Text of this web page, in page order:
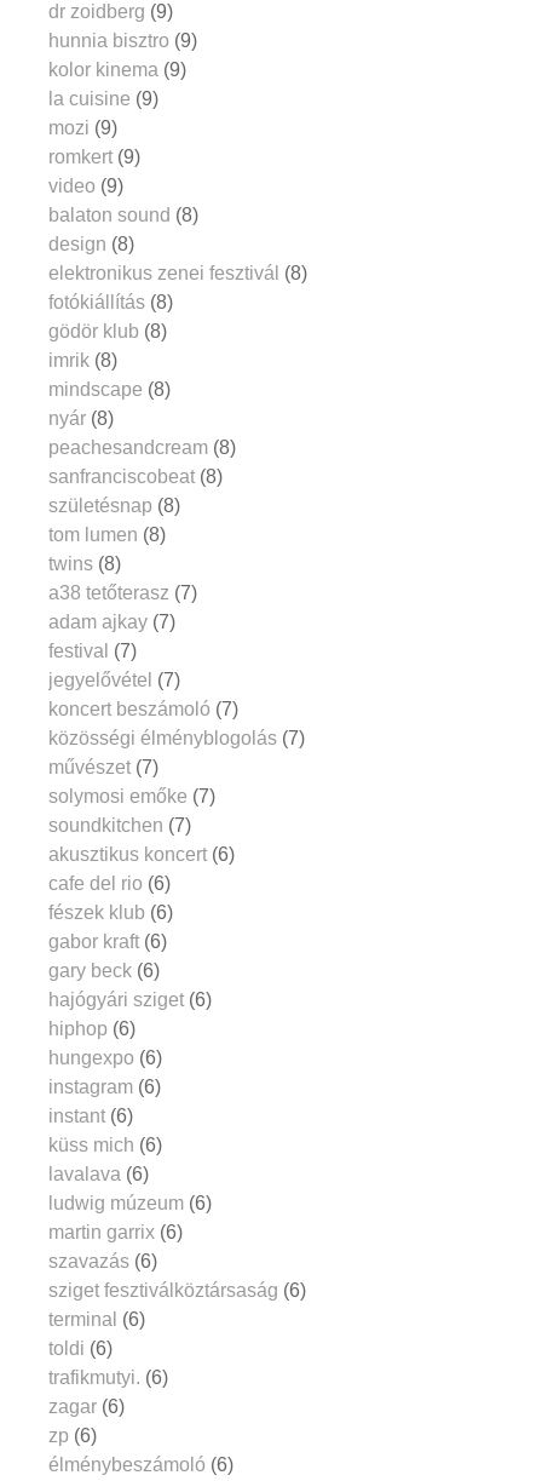
dr zoidberg (9)
hunnia bisztro (9)
kolor kinema (9)
la cuisine (9)
mozi (9)
romkert (9)
video (9)
balaton sound (8)
design (8)
elektronikus zenei fesztivál (8)
fotókiállítás (8)
gödör klub (8)
imrik (8)
mindscape (8)
nyár (8)
peachesandcream (8)
sanfranciscobeat (8)
születésnap (8)
tom lumen (8)
twins (8)
a38 tetőterasz (7)
adam ajkay (7)
festival (7)
jegyelővétel (7)
koncert beszámoló (7)
közösségi élményblogolás (7)
művészet (7)
solymosi emőke (7)
soundkitchen (7)
akusztikus koncert (6)
cafe del rio (6)
fészek klub (6)
gabor kraft (6)
gary beck (6)
hajógyári sziget (6)
hiphop (6)
hungexpo (6)
instagram (6)
instant (6)
küss mich (6)
lavalava (6)
ludwig múzeum (6)
martin garrix (6)
szavazás (6)
sziget fesztiválköztársaság (6)
terminal (6)
toldi (6)
trafikmutyi. (6)
zagar (6)
zp (6)
élménybeszámoló (6)